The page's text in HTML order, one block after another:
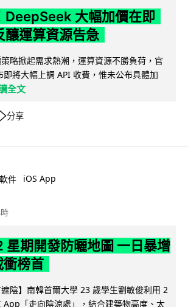
DeepSeek 大幅加價在即
釀運算資源告急
略掀起需求熱潮，運算資源不勝負荷，官
即將大幅上調 API 收費，惟未公布具體加
全文
分享
件 iOS App
星期開發防曬地圖 一日暴增
衝榜首
遮陰】南韓首爾大學 23 歲學生劉敏俊利用 2
App「走向陰涼處」，結合建築物高度、太